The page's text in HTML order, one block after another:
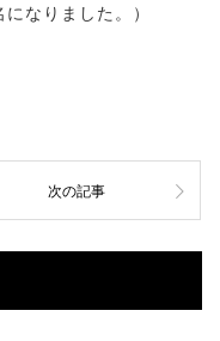
なりました。）
次の記事